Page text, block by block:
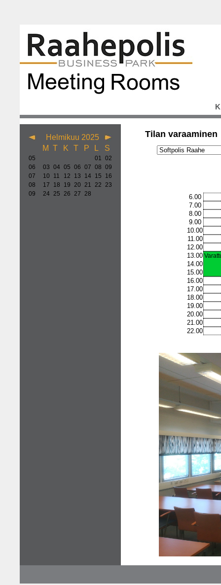
Helmikuu 2025
M T K T P L S
05 01 02
06
03 04 05 06 07 08 09
07
10 11 12 13 14 15
16
08
17 18 19 20 21 22 23
09
24 25 26 27 28
Tilan varaaminen
6.00
7.00
8.00
9.00
10.00
11.00
12.00
13.00
14.00
15.00
16.00
17.00
18.00
19.00
20.00
21.00
22.00